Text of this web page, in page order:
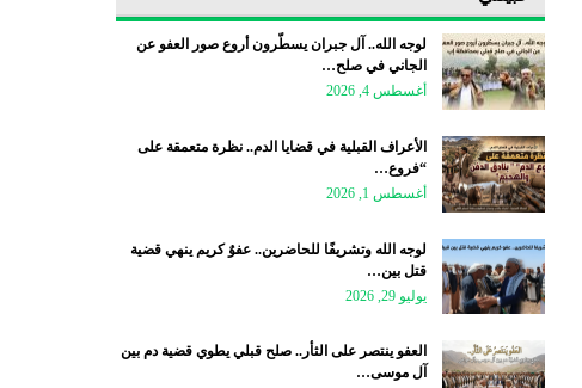
لوجه الله.. آل جبران يسطّرون أروع صور العفو عن
الجاني في صلح…
أغسطس 4, 2026
الأعراف القبلية في قضايا الدم.. نظرة متعمقة على
“فروع…
أغسطس 1, 2026
لوجه الله وتشريفًا للحاضرين.. عفوٌ كريم ينهي قضية
قتل بين…
يوليو 29, 2026
العفو ينتصر على الثأر.. صلح قبلي يطوي قضية دم بين
آل موسى…